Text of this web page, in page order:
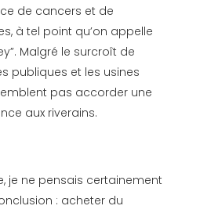
de cancers et de
à tel point qu’on appelle
Malgré le surcroît de
publiques et les usines
pas accorder une
aux riverains.
je ne pensais certainement
: acheter du